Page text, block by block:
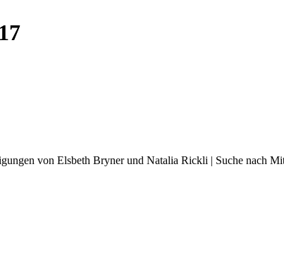
von Elsbeth Bryner und Natalia Rickli | Suche nach